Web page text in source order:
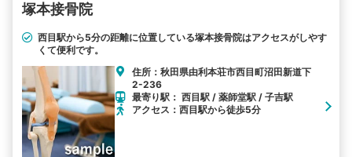
塚本接骨院
西目駅から5分の距離に位置している塚本接骨院はアクセスがしやす
くて便利です。
住所：秋田県由利本荘市西目町沼田新道下
2-236
最寄り駅： 西目駅 / 薬師堂駅 / 子吉駅
アクセス：西目駅から徒歩5分